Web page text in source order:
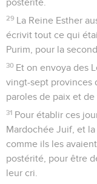
postérité.
29 La Reine Esther
écrivit tout ce qui
Purim, pour la
30 Et on envoya des
vingt-sept provinces
paroles de paix et de
31 Pour établir ces
Mardochée Juif, et
comme ils les
postérité, pour être
leur cri.